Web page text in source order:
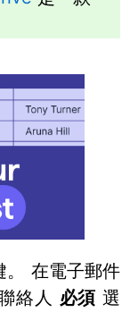
。 在電子郵件
絡人 必須 選